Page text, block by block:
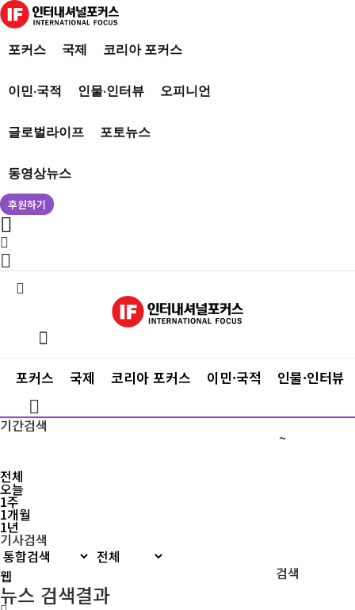
포커스 국제 코리아 포커스
이민·국적 인물·인터뷰 오피니언
글로벌라이프 포토뉴스
동영상뉴스
후원하기
포커스 국제 코리아 포커스 이민·국적 인물·인터뷰
기간검색
~
전체
오늘
1주
1개월
1년
기사검색
검색
뉴스 검색결과